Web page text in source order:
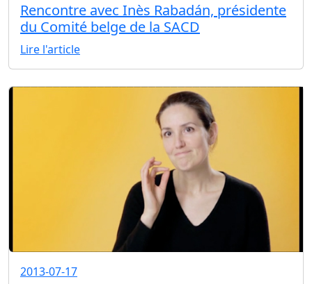
Rencontre avec Inès Rabadán, présidente
du Comité belge de la SACD
Lire l'article
2013-07-17